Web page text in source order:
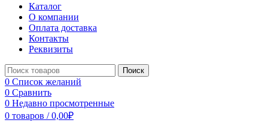
Каталог
О компании
Оплата доставка
Контакты
Реквизиты
Поиск
0 Список желаний
0 Сравнить
0 Недавно просмотренные
0 товаров / 0,00₽